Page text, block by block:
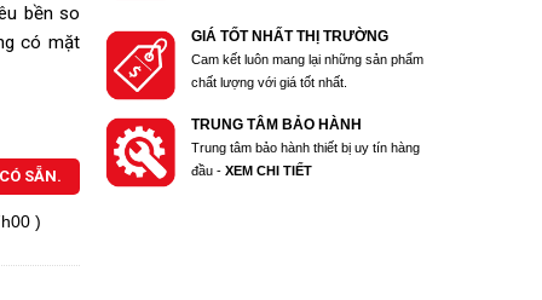
bền so
có mặt
SẴN.
)
GIÁ TỐT NHẤT THỊ TRƯỜNG
Cam kết luôn mang lại những sản phẩm
chất lượng với giá tốt nhất.
TRUNG TÂM BẢO HÀNH
Trung tâm bảo hành thiết bị uy tín hàng
đầu - XEM CHI TIẾT